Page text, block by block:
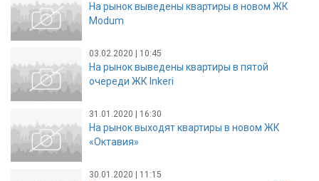
На рынок выведены квартиры в новом ЖК
Modum
03.02.2020 | 10:45
На рынок выведены квартиры в пятой
очереди ЖК Inkeri
31.01.2020 | 16:30
На рынок выходят квартиры в новом ЖК
«Октавия»
30.01.2020 | 11:15